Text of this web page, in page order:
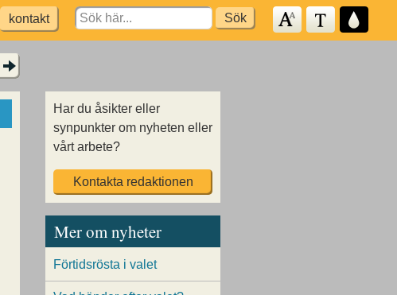
kontakt
Search
for:
Har du åsikter eller
synpunkter om nyheten eller
vårt arbete?
Kontakta redaktionen
Mer om nyheter
Förtidsrösta i valet